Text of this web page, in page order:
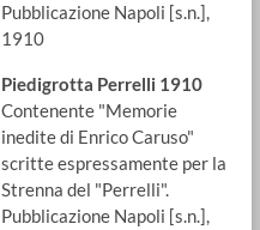
Pubblicazione Napoli [s.n.],
1910
Piedigrotta Perrelli 1910
Contenente "Memorie
inedite di Enrico Caruso"
scritte espressamente per la
Strenna del "Perrelli".
Pubblicazione Napoli [s.n.],